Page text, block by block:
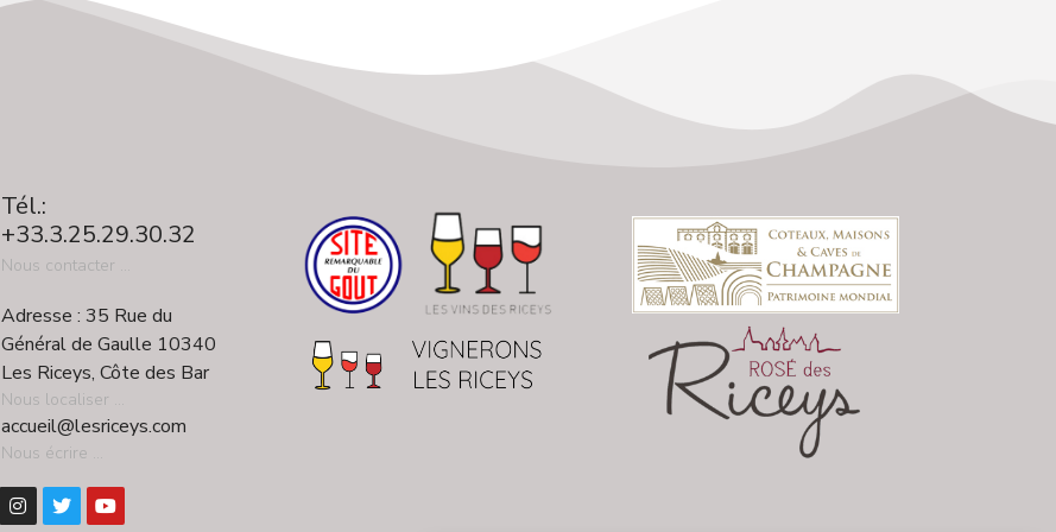
Tél.:
+33.3.25.29.30.32
Nous contacter ...
Adresse : 35 Rue du
Général de Gaulle 10340
Les Riceys, Côte des Bar
Nous localiser ...
accueil@lesriceys.com
Nous écrire ...